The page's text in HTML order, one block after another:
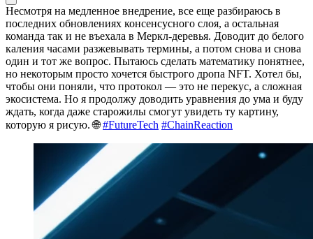
Несмотря на медленное внедрение, все еще разбираюсь в
последних обновлениях консенсусного слоя, а остальная
команда так и не въехала в Меркл-деревья. Доводит до белого
каления часами разжевывать термины, а потом снова и снова
один и тот же вопрос. Пытаюсь сделать математику понятнее,
но некоторым просто хочется быстрого дропа NFT. Хотел бы,
чтобы они поняли, что протокол — это не перекус, а сложная
экосистема. Но я продолжу доводить уравнения до ума и буду
ждать, когда даже старожилы смогут увидеть ту картину,
которую я рисую. 🌐#FutureTech #ChainReaction